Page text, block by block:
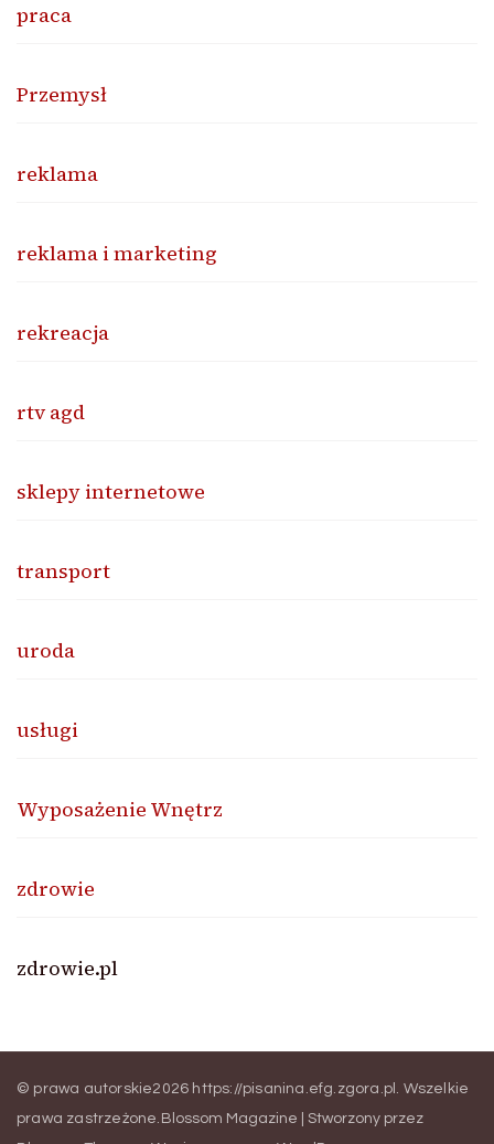
praca
Przemysł
reklama
reklama i marketing
rekreacja
rtv agd
sklepy internetowe
transport
uroda
usługi
Wyposażenie Wnętrz
zdrowie
zdrowie.pl
© prawa autorskie2026 https://pisanina.efg.zgora.pl . Wszelkie
prawa zastrzeżone. Blossom Magazine | Stworzony przez